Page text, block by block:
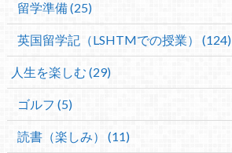
留学準備 (25)
英国留学記（LSHTMでの授業） (124)
人生を楽しむ (29)
ゴルフ (5)
読書（楽しみ） (11)